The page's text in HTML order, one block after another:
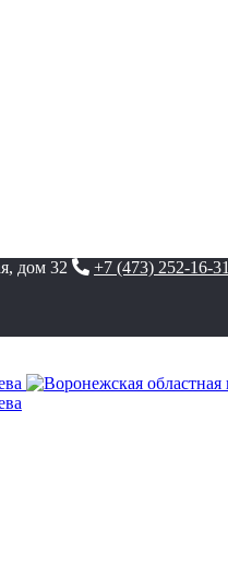
дом 32
+7 (473) 252-16-31